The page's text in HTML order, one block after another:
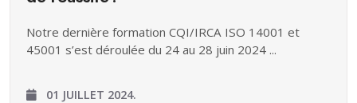
Notre dernière formation CQI/IRCA ISO 14001 et
45001 s’est déroulée du 24 au 28 juin 2024 ...
01 JUILLET 2024.